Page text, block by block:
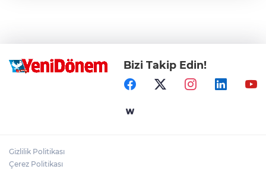
Bizi Takip Edin!
Gizlilik Politikası
Çerez Politikası